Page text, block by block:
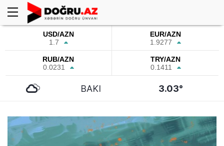
USD/AZN
1.7
EUR/AZN
1.9277
RUB/AZN
0.0231
TRY/AZN
0.1411
BAKI 3.03°